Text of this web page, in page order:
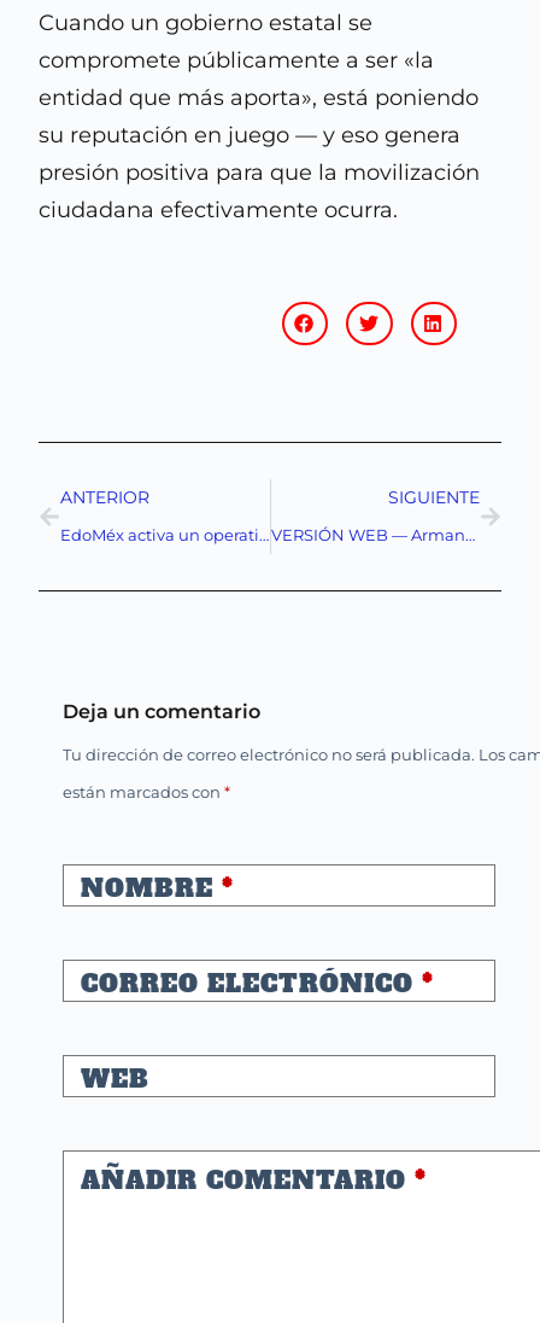
Cuando un gobierno estatal se
compromete públicamente a ser «la
entidad que más aporta», está poniendo
su reputación en juego — y eso genera
presión positiva para que la movilización
ciudadana efectivamente ocurra.
ANTERIOR
EdoMéx activa un operativo especial de seguridad para el Mundial 2026
SIGUIENTE
VERSIÓN WEB — Armando la Neta (Detallada, con análisis y conclusión)
Deja un comentario
Tu dirección de correo electrónico no será publicada. Los
están marcados con*
NOMBRE *
CORREO ELECTRÓNICO *
WEB
AÑADIR COMENTARIO *